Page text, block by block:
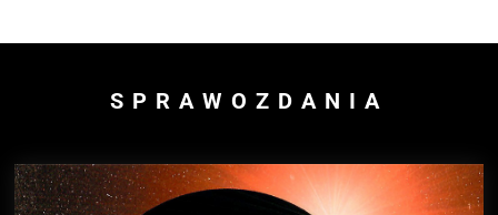
SPRAWOZDANIA